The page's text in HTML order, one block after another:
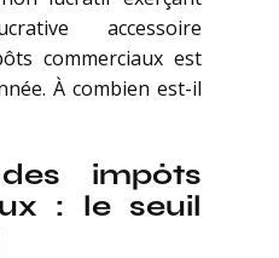
accessoire
commerciaux est
À combien est-il
impôts
: le seuil